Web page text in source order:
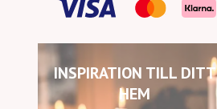
INSPIRATION TILL DITT
HEM